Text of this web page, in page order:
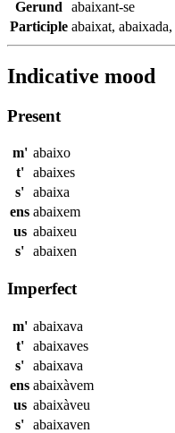
Gerund
abaixant-se
Participle abaixat, abaixada,
Indicative mood
Present
m' abaixo
t'
abaixes
s' abaixa
ens abaixem
us abaixeu
s' abaixen
Imperfect
m' abaixava
t'
abaixaves
s' abaixava
ens abaixàvem
us abaixàveu
s' abaixaven